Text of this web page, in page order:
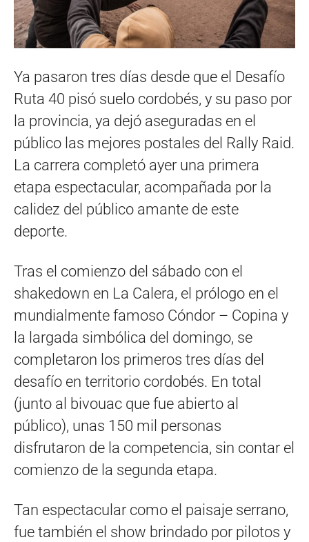
Ya pasaron tres días desde que el Desafío
Ruta 40 pisó suelo cordobés, y su paso por
la provincia, ya dejó aseguradas en el
público las mejores postales del Rally Raid.
La carrera completó ayer una primera
etapa espectacular, acompañada por la
calidez del público amante de este
deporte.
Tras el comienzo del sábado con el
shakedown en La Calera, el prólogo en el
mundialmente famoso Cóndor – Copina y
la largada simbólica del domingo, se
completaron los primeros tres días del
desafío en territorio cordobés. En total
(junto al bivouac que fue abierto al
público), unas 150 mil personas
disfrutaron de la competencia, sin contar el
comienzo de la segunda etapa.
Tan espectacular como el paisaje serrano,
fue también el show brindado por pilotos y